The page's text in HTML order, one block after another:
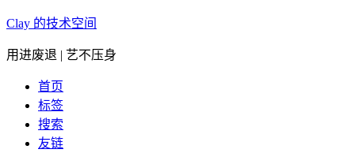
Clay 的技术空间
用进废退 | 艺不压身
首页
标签
搜索
友链